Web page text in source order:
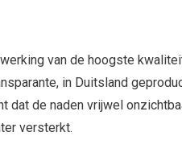
van de hoogste
in Duitsland
dat de naden vrijwel
versterkt.